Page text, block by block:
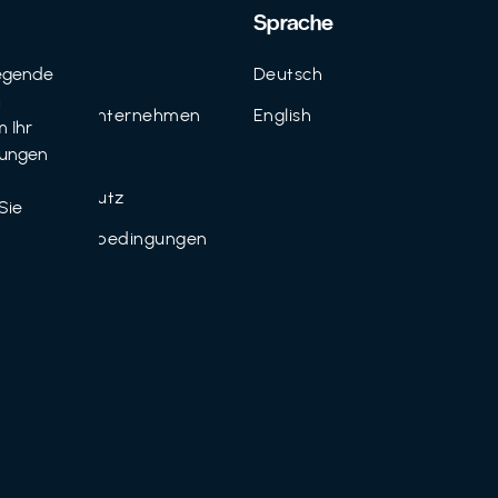
Kontakt
FAQ für Unternehmen
Imprint
Datenschutz
Nutzungsbedingungen
Sprache
Deutsch
English
Ihr